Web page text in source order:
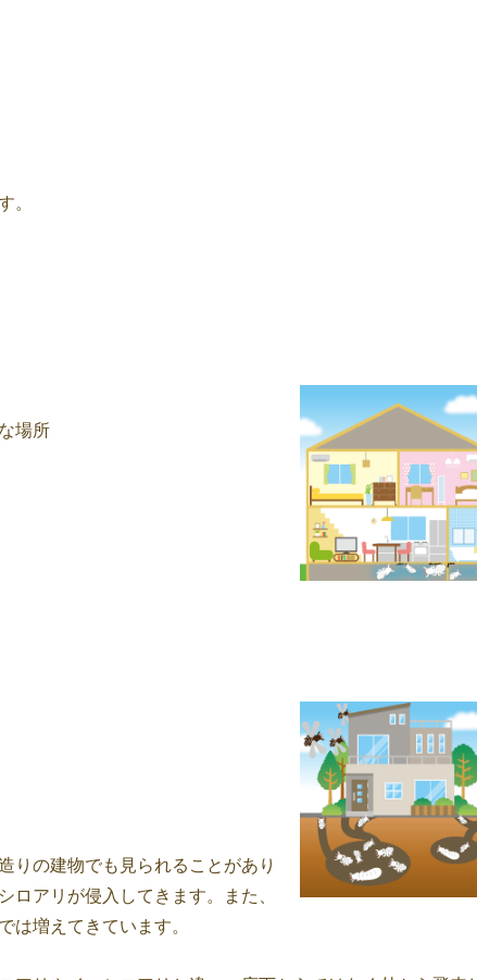
。
場所
りの建物でも見られることがあり
ロアリが侵入してきます。また、
は増えてきています。